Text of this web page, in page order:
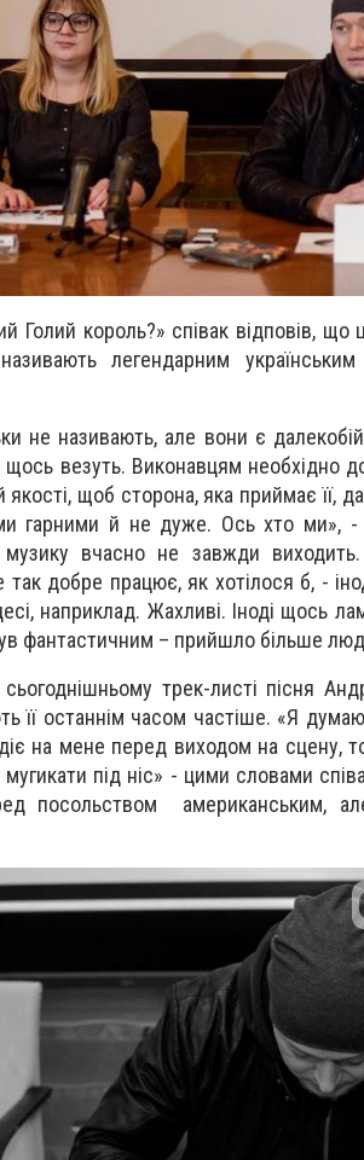
Голий король?» співак відповів,
легендарним
не називають, але вони є
щось везуть. Виконавцям необхідно
щоб сторона, яка приймає її,
гарними й не дуже. Ось хто ми», -
музику вчасно не завжди
добре працює, як хотілося б, -
наприклад. Жахливі. Іноді щось
фантастичним – прийшло більше
трек-листі пісня
її останнім часом частіше. «Я
на мене перед виходом на сцену,
під ніс» - цими словами
посольством американським,